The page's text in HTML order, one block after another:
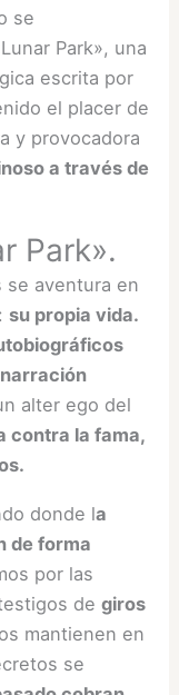
se
Park», una
escrita por
el placer de
y provocadora
a través de
Park».
se aventura en
su propia vida.
alter ego del
contra la fama,
donde la
de forma
por las
testigos degiros
mantienen en
se